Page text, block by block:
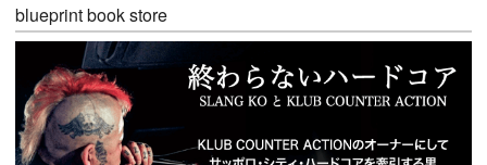
blueprint book store